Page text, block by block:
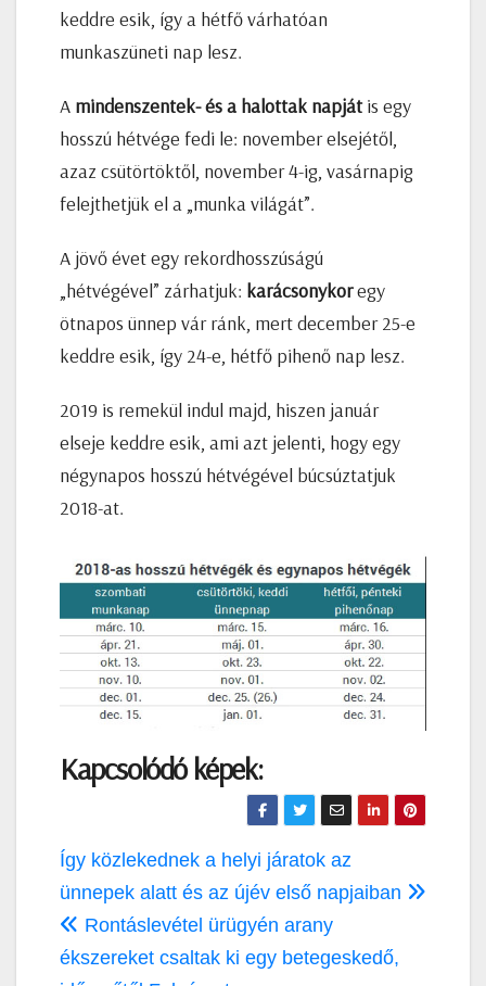
keddre esik, így a hétfő várhatóan
munkaszüneti nap lesz.
A mindenszentek- és a halottak napjátis egy
hosszú hétvége fedi le: november elsejétől,
azaz csütörtöktől, november 4-ig, vasárnapig
felejthetjük el a „munka világát”.
A jövő évet egy rekordhosszúságú
„hétvégével” zárhatjuk: karácsonykoregy
ötnapos ünnep vár ránk, mert december 25-e
keddre esik, így 24-e, hétfő pihenő nap lesz.
2019 is remekül indul majd, hiszen január
elseje keddre esik, ami azt jelenti, hogy egy
négynapos hosszú hétvégével búcsúztatjuk
2018-at.
Kapcsolódó képek:
Bejegyzés
navigáció
Így közlekednek a helyi járatok az
ünnepek alatt és az újév első napjaiban
Rontáslevétel ürügyén arany
ékszereket csaltak ki egy betegeskedő,